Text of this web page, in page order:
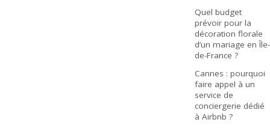
Quel budget
prévoir pour la
décoration florale
d’un mariage en Île-
de-France ?
Cannes : pourquoi
faire appel à un
service de
conciergerie dédié
à Airbnb ?